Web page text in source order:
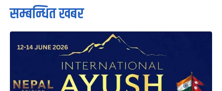
सम्बन्धित खबर